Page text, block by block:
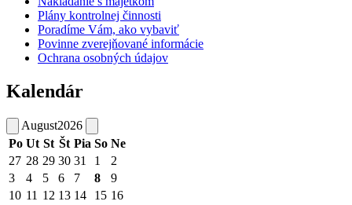
Plány kontrolnej činnosti
Poradíme Vám, ako vybaviť
Povinne zverejňované informácie
Ochrana osobných údajov
Kalendár
August2026
Po Ut St Št Pia So Ne
27 28 29 30 31 1
2
3
4 5 6 7 8
9
10 11 12 13 14 15 16